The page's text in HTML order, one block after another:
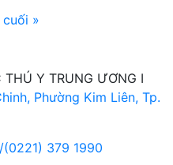
cuối »
Y TRUNG ƯƠNG I
Phường Kim Liên, Tp.
/(0221) 379 1990